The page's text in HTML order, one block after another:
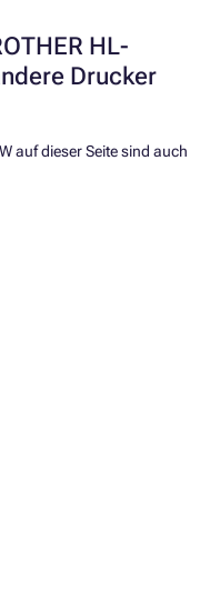
HL-
Drucker
auf dieser Seite sind auch